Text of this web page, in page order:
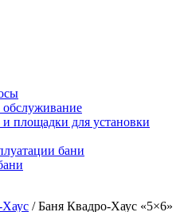
обслуживание
площадки для установки
бани
/ Баня Квадро-Хаус «5×6»